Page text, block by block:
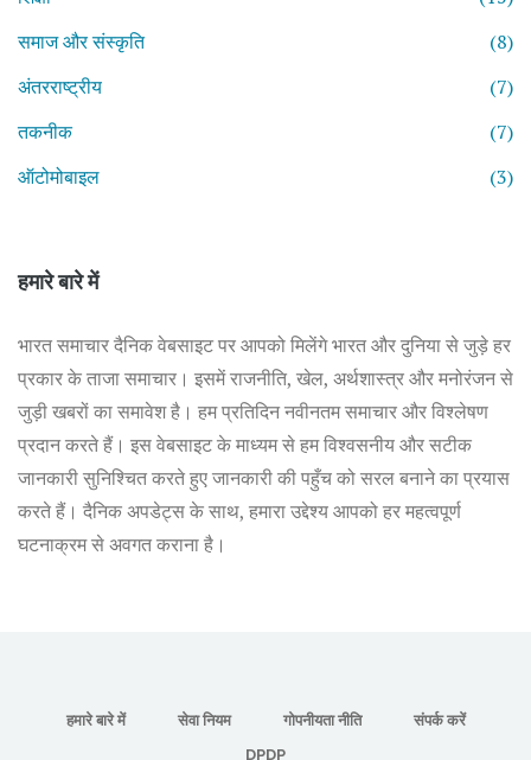
समाज और संस्कृति
(8)
अंतरराष्ट्रीय
(7)
तकनीक
(7)
ऑटोमोबाइल
(3)
हमारे बारे में
भारत समाचार दैनिक वेबसाइट पर आपको मिलेंगे भारत और दुनिया से जुड़े हर
प्रकार के ताजा समाचार। इसमें राजनीति, खेल, अर्थशास्त्र और मनोरंजन से
जुड़ी खबरों का समावेश है। हम प्रतिदिन नवीनतम समाचार और विश्लेषण
प्रदान करते हैं। इस वेबसाइट के माध्यम से हम विश्वसनीय और सटीक
जानकारी सुनिश्चित करते हुए जानकारी की पहुँच को सरल बनाने का प्रयास
करते हैं। दैनिक अपडेट्स के साथ, हमारा उद्देश्य आपको हर महत्वपूर्ण
घटनाक्रम से अवगत कराना है।
हमारे बारे में सेवा नियम गोपनीयता नीति
संपर्क करें
DPDP